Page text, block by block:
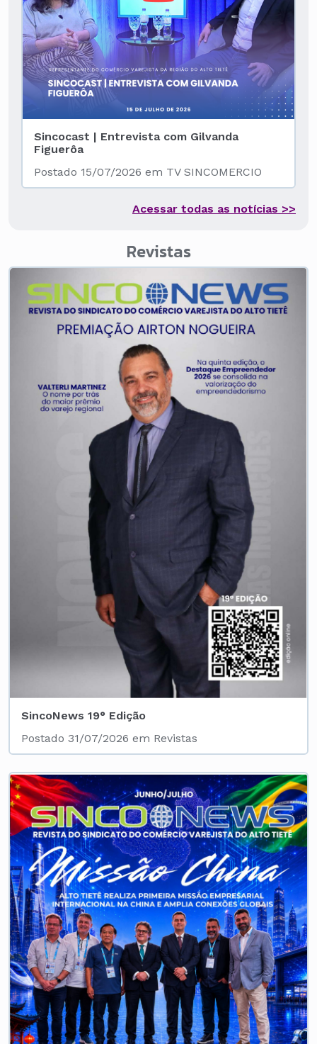
Sincocast | Entrevista com Gilvanda
Figuerôa
Postado 15/07/2026 em TV SINCOMERCIO
Acessar todas as notícias >>
Revistas
SincoNews 19° Edição
Postado 31/07/2026 em Revistas